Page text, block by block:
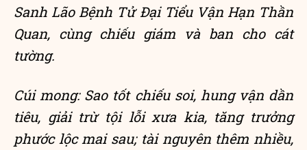
Sanh Lão Bệnh Tử Đại Tiểu Vận Hạn Thần
Quan, cùng chiếu giám và ban cho cát
tường.
Cúi mong: Sao tốt chiếu soi, hung vận dần
tiêu, giải trừ tội lỗi xưa kia, tăng trưởng
phước lộc mai sau; tài nguyên thêm nhiều,